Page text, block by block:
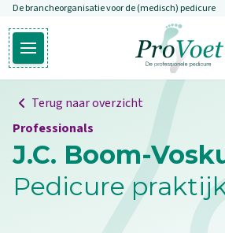
Overslaan en naar de inhoud gaan
De brancheorganisatie voor de (medisch) pedicure
Open hoofdmenu
Ga naar de
Terug naar overzicht
Professionals
J.C. Boom-
Pedicure